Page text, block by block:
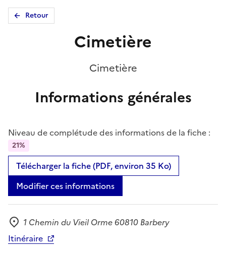
Retour
Cimetière
Cimetière
Informations générales
Niveau de complétude des informations de la fiche :
21%
Télécharger la fiche (PDF, environ 35 Ko)
Modifier ces informations
Adresse
1 Chemin du Vieil Orme 60810 Barbery
Itinéraire